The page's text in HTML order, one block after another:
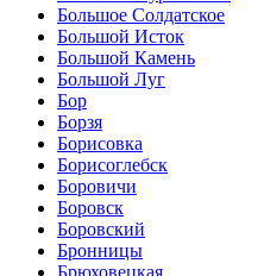
Большое Солдатское
Большой Исток
Большой Камень
Большой Луг
Бор
Борзя
Борисовка
Борисоглебск
Боровичи
Боровск
Боровский
Бронницы
Брюховецкая